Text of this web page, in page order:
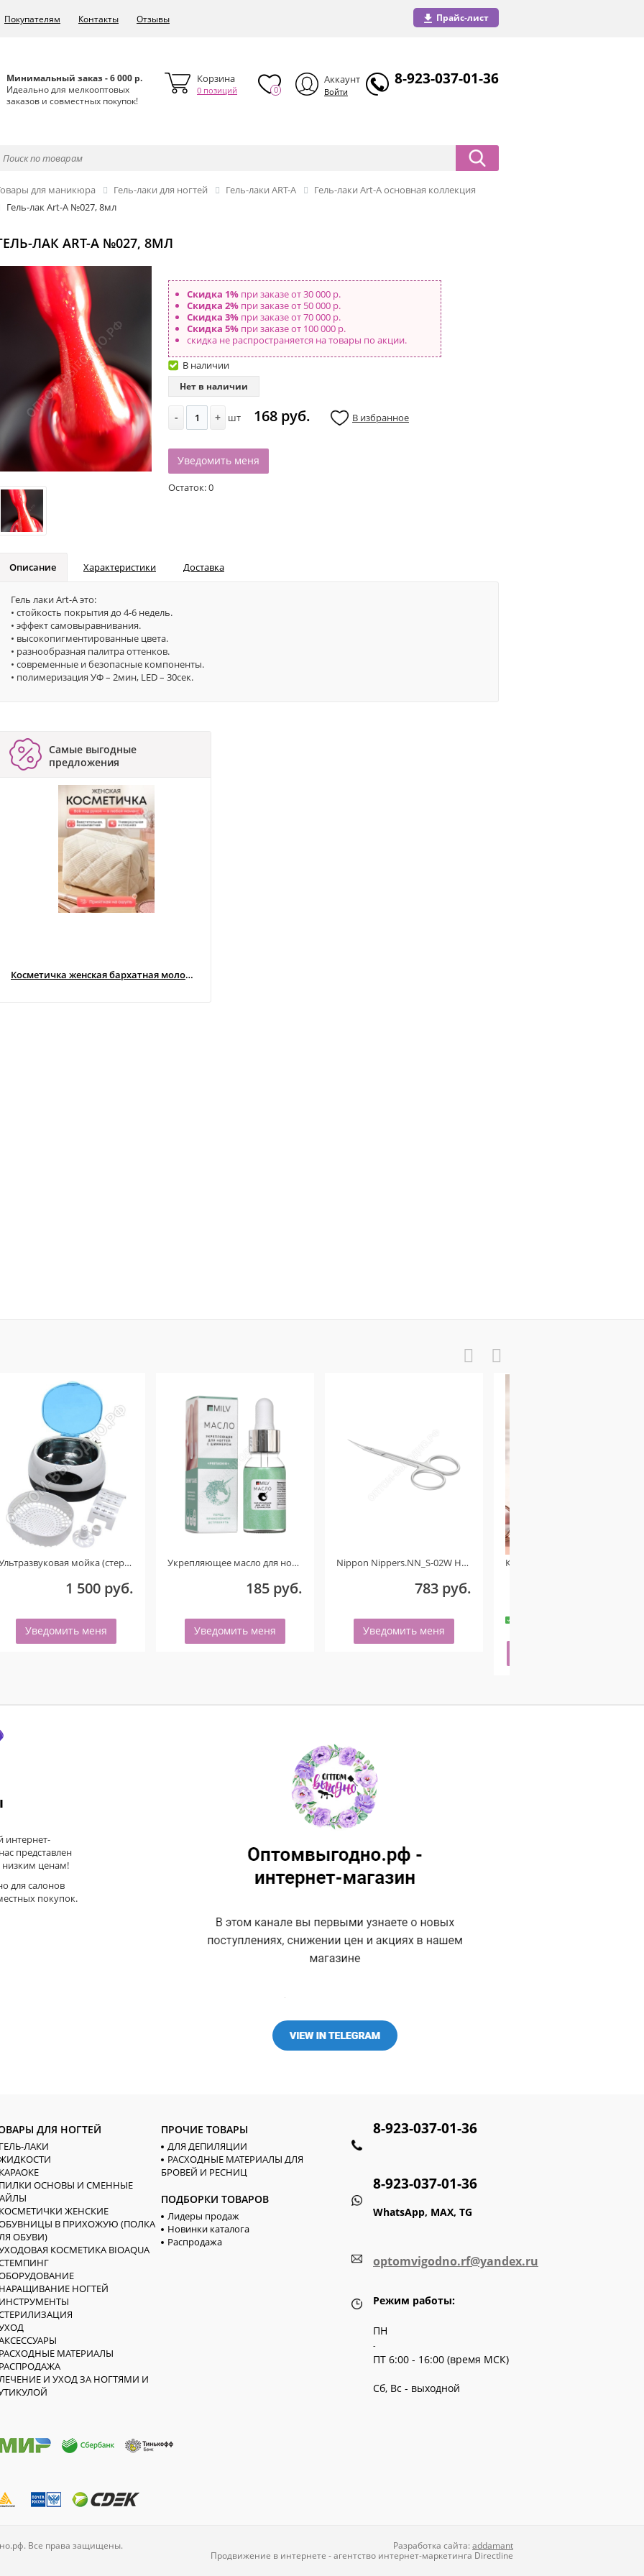
Отзывы
Контакты
Покупателям Прайс-лист
Минимальный заказ - 6 000 р.
Идеально для мелкооптовых
заказов и совместных покупок!
Корзина
0 позиций 0
Аккаунт
Войти
8-923-037-01-36
Товары для маникюра Гель-лаки для ногтей Гель-лаки ART-A
Гель-лаки Art-A основная коллекция
Гель-лак Art-A №027, 8мл
ЛАК ART-A №027, 8МЛ
Скидка 1% при заказе от 30 000 р.
Скидка 2% при заказе от 50 000 р.
Скидка 3% при заказе от 70 000 р.
Скидка 5% при заказе от 100 000 р.
скидка не распространяется на товары по акции.
В наличии
Нет в наличии
- + шт 168 руб. В избранное
Уведомить меня
Остаток:0
Описание Характеристики Доставка
Гель лаки Art-A это:
• стойкость покрытия до 4-6 недель.
• эффект самовыравнивания.
• высокопигментированные цвета.
• разнообразная палитра оттенков.
• современные и безопасные компоненты.
• полимеризация УФ – 2мин, LED – 30сек.
Самые выгодные
предложения
Косметичка женская бархатная молочная
Ультразвуковая мойка (стерилизатор) UC-6106 (Голубой) ТОЛЬКО ДЛЯ КЛИЕНТОВ ИЗ ГОРОДА ОМСКА! ДЕФЕКТ!
1 500 руб.
Уведомить меня
Укрепляющее масло для ногтей со смолой мастикового дерева и шиммером «PISTACHIO». 15 мл.
185 руб.
Уведомить меня
Nippon Nippers.NN_S-02W Ножницы для кутикулы. Изогнутые ручки. Длина 107 мм. Матовые Ручная заточка
783 руб.
Уведомить меня
интернет-
представлен
ценам!
для салонов
покупок.
ДЛЯ НОГТЕЙ
ГЕЛЬ-ЛАКИ
КАРАОКЕ
ПИЛКИ ОСНОВЫ И СМЕННЫЕ
КОСМЕТИЧКИ ЖЕНСКИЕ
В ПРИХОЖУЮ (ПОЛКА
ОБУВИ)
КОСМЕТИКА BIOAQUA
НАРАЩИВАНИЕ НОГТЕЙ
ИНСТРУМЕНТЫ
РАСХОДНЫЕ МАТЕРИАЛЫ
РАСПРОДАЖА
И УХОД ЗА НОГТЯМИ И
ПРОЧИЕ ТОВАРЫ
ДЛЯ ДЕПИЛЯЦИИ
РАСХОДНЫЕ МАТЕРИАЛЫ ДЛЯ
БРОВЕЙ И РЕСНИЦ
ПОДБОРКИ ТОВАРОВ
Лидеры продаж
Новинки каталога
Распродажа
8-923-037-01-36
8-923-037-01-36
WhatsApp, MAX, TG
optomvigodno.rf@yandex.ru
Режим работы:
ПН
-
ПТ 6:00 - 16:00 (время МСК)
Сб, Вс - выходной
Все права защищены. Разработка сайта: addamant
Продвижение в интернете -агентство интернет-маркетинга Directline